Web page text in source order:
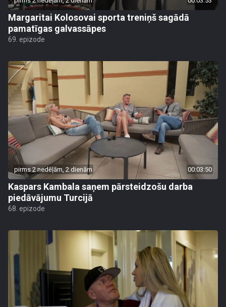
Margaritai Kolosovai sporta treniņš sagādā
pamatīgas galvassāpes
69. epizode
pirms 2 nedēļām, 2 dienām 00:03:50
Kaspars Kambala saņem pārsteidzošu darba
piedāvājumu Turcijā
68. epizode